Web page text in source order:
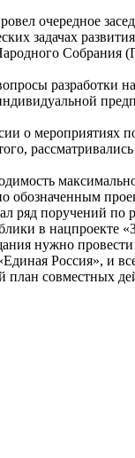
очередное
задачах
о мероприятиях
обозначенным
ряд поручений
в нацпроекте
нужно
Россия», и
совместных